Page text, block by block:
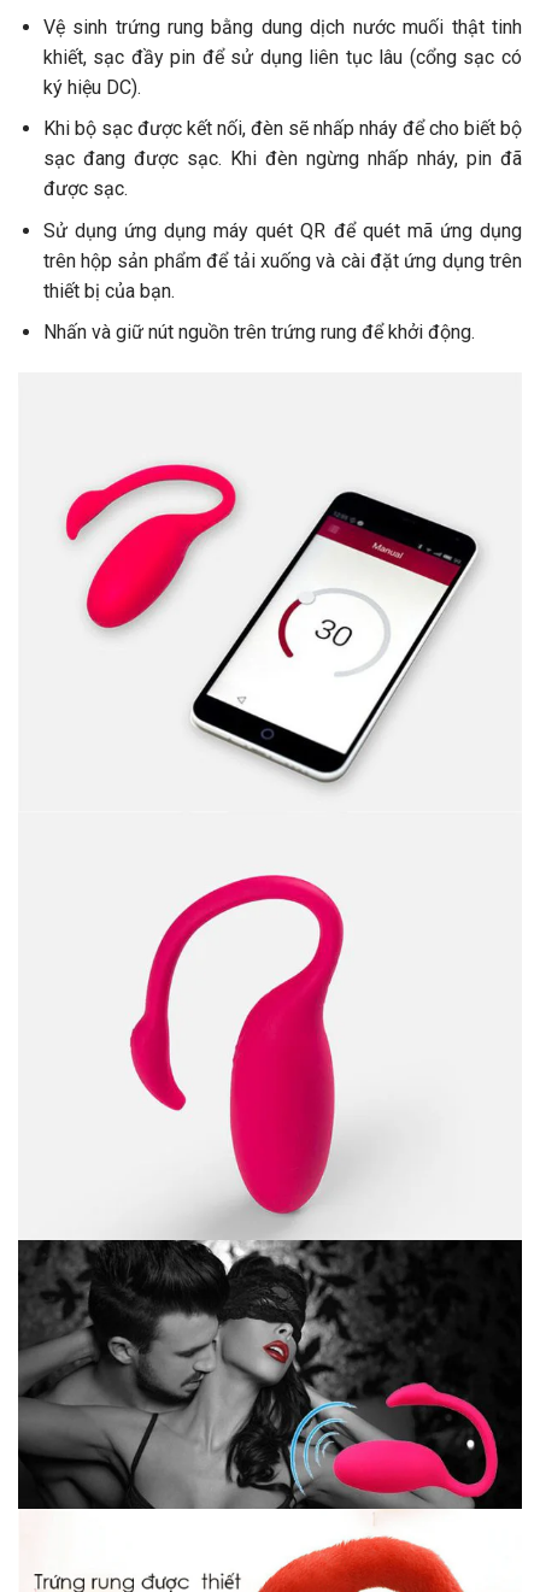
Vệ sinh trứng rung bằng dung dịch nước muối thật tinh
khiết, sạc đầy pin để sử dụng liên tục lâu (cổng sạc có
ký hiệu DC).
Khi bộ sạc được kết nối, đèn sẽ nhấp nháy để cho biết bộ
sạc đang được sạc. Khi đèn ngừng nhấp nháy, pin đã
được sạc.
Sử dụng ứng dụng máy quét QR để quét mã ứng dụng
trên hộp sản phẩm để tải xuống và cài đặt ứng dụng trên
thiết bị của bạn.
Nhấn và giữ nút nguồn trên trứng rung để khởi động.